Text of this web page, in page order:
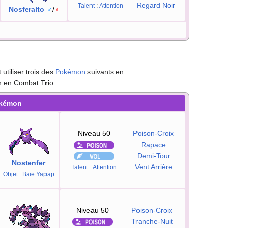
Nosferalto ♂/♀ Talent : Attention
Regard Noir
utiliser trois des Pokémon suivants en
Combat Trio.
Nostenfer
Objet : Baie Yapap
Niveau 50
Talent : Attention
Poison-Croix
Rapace
Demi-Tour
Vent Arrière
Niveau 50
Poison-Croix
Tranche-Nuit